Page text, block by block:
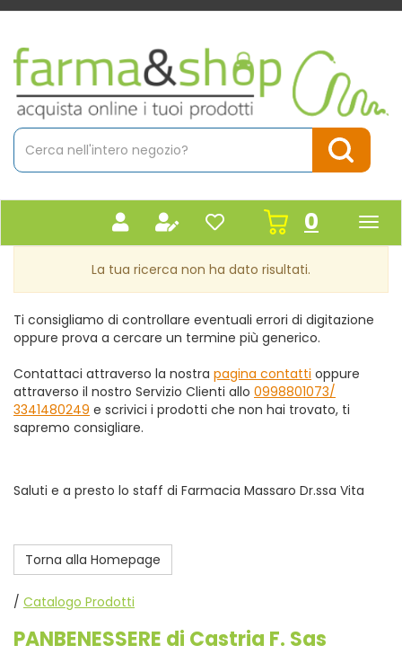
Passa
contenuto
principale
Farmacia
Massaro
Cerca
Prodotto
Cerca
0inseriti
La tua ricerca non ha dato risultati.
Ti consigliamo di controllare eventuali errori di digitazione
oppure prova a cercare un termine più generico.
Contattaci attraverso la nostra pagina contatti oppure
attraverso il nostro Servizio Clienti allo 0998801073/
3341480249 e scrivici i prodotti che non hai trovato, ti
sapremo consigliare.
Saluti e a presto lo staff di Farmacia Massaro Dr.ssa Vita
Torna alla Homepage
/ Catalogo Prodotti
PANBENESSERE di Castria F. Sas